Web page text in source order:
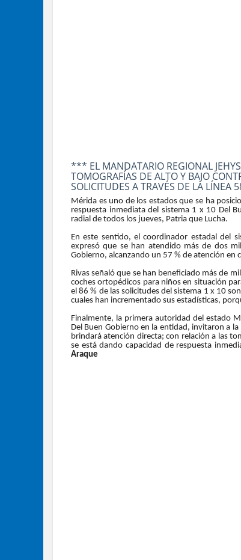
*** EL MANDATARIO REGIONAL
TOMOGRAFÍAS DE ALTO Y BAJO
SOLICITUDES A TRAVÉS DE LA LÍNEA
Mérida es uno de los estados que se ha
respuesta inmediata del sistema 1 x 10 Del
radial de todos los jueves, Patria que Lucha.
En este sentido, el coordinador estadal del
expresó que se han atendido más de dos
Gobierno, alcanzando un 57 % de atención en
Rivas señaló que se han beneficiado más de
coches ortopédicos para niños en situación
el 86 % de las solicitudes del sistema 1 x 10
cuales han incrementado sus estadísticas,
Finalmente, la primera autoridad del estado
Del Buen Gobierno en la entidad, invitaron a
brindará atención directa; con relación a las
se está dando capacidad de respuesta
Araque